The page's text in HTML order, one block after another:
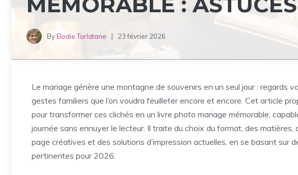
ByElodie Tarlatane 23 février 2026
Le mariage génère une montagne de souvenirs en un seul jour : regards
gestes familiers que l’on voudra feuilleter encore et encore. Cet article
pour transformer ces clichés en un livre photo mariage mémorable,
journée sans ennuyer le lecteur. Il traite du choix du format, des
page créatives et des solutions d’impression actuelles, en se basant sur
pertinentes pour 2026.